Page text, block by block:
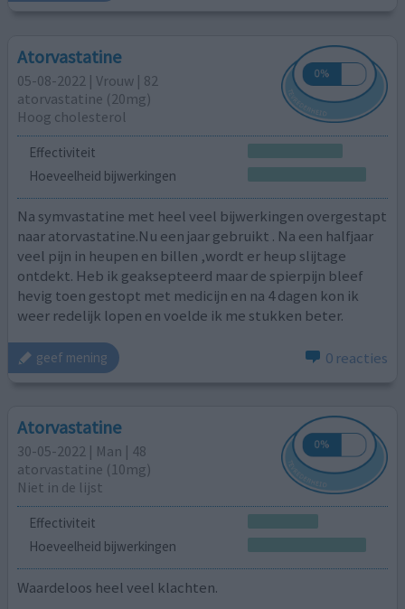
Atorvastatine
05-08-2022 | Vrouw | 82
atorvastatine (20mg)
Hoog cholesterol
Effectiviteit
Hoeveelheid bijwerkingen
Na symvastatine met heel veel bijwerkingen overgestapt
naar atorvastatine.Nu een jaar gebruikt . Na een halfjaar
veel pijn in heupen en billen ,wordt er heup slijtage
ontdekt. Heb ik geaksepteerd maar de spierpijn bleef
hevig toen gestopt met medicijn en na 4 dagen kon ik
weer redelijk lopen en voelde ik me stukken beter.
geef mening 0 reacties
Atorvastatine
30-05-2022 | Man | 48
atorvastatine (10mg)
Niet in de lijst
Effectiviteit
Hoeveelheid bijwerkingen
Waardeloos heel veel klachten.